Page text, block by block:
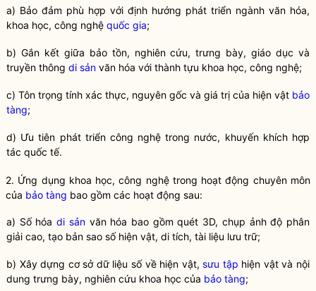
a) Bảo đảm phù hợp với định hướng phát triển ngành văn hóa,
khoa học, công nghệ quốc gia;
b) Gắn kết giữa bảo tồn, nghiên cứu, trưng bày, giáo dục và
truyền thông di sản văn hóa với thành tựu khoa học, công nghệ;
c) Tôn trọng tính xác thực, nguyên gốc và giá trị của hiện vật bảo
tàng;
d) Ưu tiên phát triển công nghệ trong nước, khuyến khích hợp
tác quốc tế.
2. Ứng dụng khoa học, công nghệ trong hoạt động chuyên môn
của bảo tàng bao gồm các hoạt động sau:
a) Số hóadi sảnvăn hóa bao gồm quét 3D, chụp ảnh độ phân
giải cao, tạo bản sao số hiện vật, di tích, tài liệu lưu trữ;
b) Xây dựng cơ sở dữ liệu số về hiện vật,sưu tập hiện vật và nội
dung trưng bày, nghiên cứu khoa học của bảo tàng;